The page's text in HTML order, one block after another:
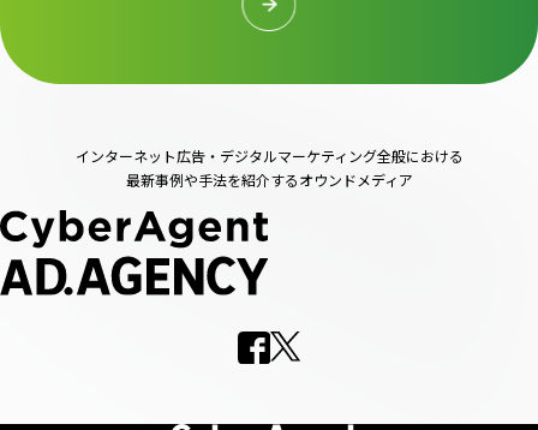
インターネット広告・デジタルマーケティング全般における
最新事例や手法を紹介するオウンドメディア